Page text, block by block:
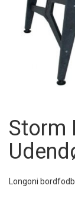
Storm
Longoni